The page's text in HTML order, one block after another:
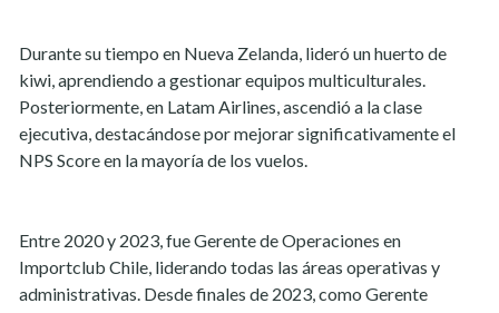
Durante su tiempo en Nueva Zelanda, lideró un huerto de
kiwi, aprendiendo a gestionar equipos multiculturales.
Posteriormente, en Latam Airlines, ascendió a la clase
ejecutiva, destacándose por mejorar significativamente el
NPS Score en la mayoría de los vuelos.
Entre 2020 y 2023, fue Gerente de Operaciones en
Importclub Chile, liderando todas las áreas operativas y
administrativas. Desde finales de 2023, como Gerente